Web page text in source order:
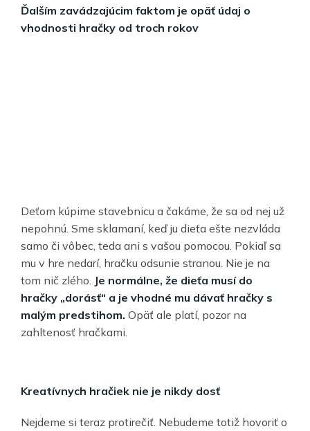
Ďalším zavádzajúcim faktom je opäť údaj o
vhodnosti hračky od troch rokov
Deťom kúpime stavebnicu a čakáme, že sa od nej už
nepohnú. Sme sklamaní, keď ju dieťa ešte nezvláda
samo či vôbec, teda ani s vašou pomocou. Pokiaľ sa
mu v hre nedarí, hračku odsunie stranou. Nie je na
tom nič zlého. Je normálne, že dieťa musí do
hračky „dorásť“ a je vhodné mu dávať hračky s
malým predstihom. Opäť ale platí, pozor na
zahltenosť hračkami.
Kreatívnych hračiek nie je nikdy dosť
Nejdeme si teraz protirečiť. Nebudeme totiž hovoriť o